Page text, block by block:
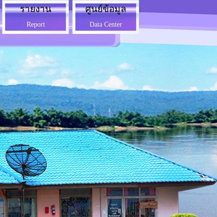
รายงาน
Report
ศูนย์ข้อมูล
Data Center